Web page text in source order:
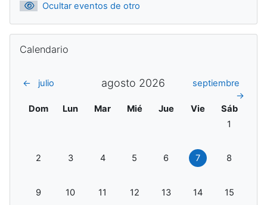
Ocultar eventos de otro
Calendario
← julio agosto 2026
septiembre
→
Domingo
Dom Lunes
Lun Martes
Mar Miércoles
Mié Jueves
Jue Viernes
Vie Sábado
Sáb
Sin
1
Sin eventos, domingo, 2 agosto
2 Sin eventos, lunes, 3 agosto
3 Sin eventos, martes, 4 agosto
4 Sin eventos, miércoles, 5 agosto
5 Sin eventos, jueves, 6
6 Sin eventos,
7 Sin
8
Sin eventos, domingo, 9 agosto
9 Sin eventos, lunes, 10 agosto
10 Sin eventos, martes, 11 agosto
11 Sin eventos, miércoles, 12 agosto
12 Sin eventos, jueves, 13
13 Sin eventos,
14 Sin
15